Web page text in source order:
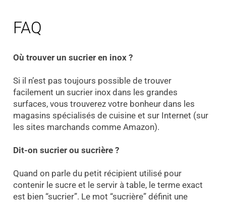
FAQ
Où trouver un sucrier en inox ?
Si il n’est pas toujours possible de trouver
facilement un sucrier inox dans les grandes
surfaces, vous trouverez votre bonheur dans les
magasins spécialisés de cuisine et sur Internet (sur
les sites marchands comme Amazon).
Dit-on sucrier ou sucrière ?
Quand on parle du petit récipient utilisé pour
contenir le sucre et le servir à table, le terme exact
est bien “sucrier”. Le mot “sucrière” définit une